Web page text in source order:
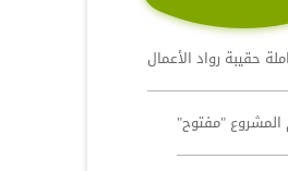
حقيبة رواد الأعمال
"مفتوح"